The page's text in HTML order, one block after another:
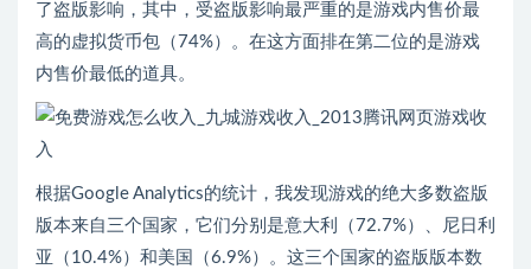
了盗版影响，其中，受盗版影响最严重的是游戏内售价最
高的虚拟货币包（74%）。在这方面排在第二位的是游戏
内售价最低的道具。
根据Google Analytics的统计，我发现游戏的绝大多数盗版
版本来自三个国家，它们分别是意大利（72.7%）、尼日利
亚（10.4%）和美国（6.9%）。这三个国家的盗版版本数